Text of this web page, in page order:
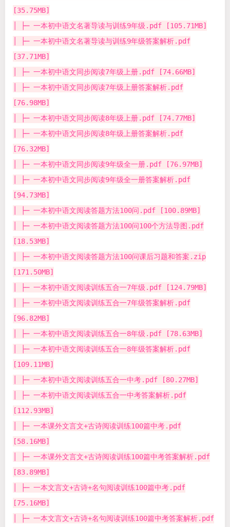
[35.75MB]
│ ├─ 一本初中语文名著导读与训练9年级.pdf [105.71MB]
│ ├─ 一本初中语文名著导读与训练9年级答案解析.pdf
[37.71MB]
│ ├─ 一本初中语文同步阅读7年级上册.pdf [74.66MB]
│ ├─ 一本初中语文同步阅读7年级上册答案解析.pdf
[76.98MB]
│ ├─ 一本初中语文同步阅读8年级上册.pdf [74.77MB]
│ ├─ 一本初中语文同步阅读8年级上册答案解析.pdf
[76.32MB]
│ ├─ 一本初中语文同步阅读9年级全一册.pdf [76.97MB]
│ ├─ 一本初中语文同步阅读9年级全一册答案解析.pdf
[94.73MB]
│ ├─ 一本初中语文阅读答题方法100问.pdf [100.89MB]
│ ├─ 一本初中语文阅读答题方法100问100个方法导图.pdf
[18.53MB]
│ ├─ 一本初中语文阅读答题方法100问课后习题和答案.zip
[171.50MB]
│ ├─ 一本初中语文阅读训练五合一7年级.pdf [124.79MB]
│ ├─ 一本初中语文阅读训练五合一7年级答案解析.pdf
[96.82MB]
│ ├─ 一本初中语文阅读训练五合一8年级.pdf [78.63MB]
│ ├─ 一本初中语文阅读训练五合一8年级答案解析.pdf
[109.11MB]
│ ├─ 一本初中语文阅读训练五合一中考.pdf [80.27MB]
│ ├─ 一本初中语文阅读训练五合一中考答案解析.pdf
[112.93MB]
│ ├─ 一本课外文言文+古诗阅读训练100篇中考.pdf
[58.16MB]
│ ├─ 一本课外文言文+古诗阅读训练100篇中考答案解析.pdf
[83.89MB]
│ ├─ 一本文言文+古诗+名句阅读训练100篇中考.pdf
[75.16MB]
│ ├─ 一本文言文+古诗+名句阅读训练100篇中考答案解析.pdf